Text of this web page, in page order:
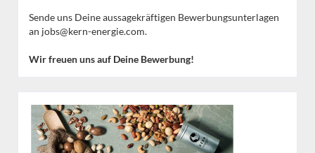
Sende uns Deine aussagekräftigen Bewerbungsunterlagen
an jobs@kern-energie.com.
Wir freuen uns auf Deine Bewerbung!